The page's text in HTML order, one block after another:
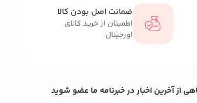
ضمانت اصل بودن کالا
اطمینان از خرید کالای
اورجینال
از آخرین اخبار در خبرنامه ما عضو شوید